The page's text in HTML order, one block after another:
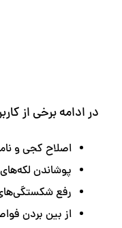
در ادامه برخی از
اصلاح کجی و
پوشاندن
رفع
از بین بردن